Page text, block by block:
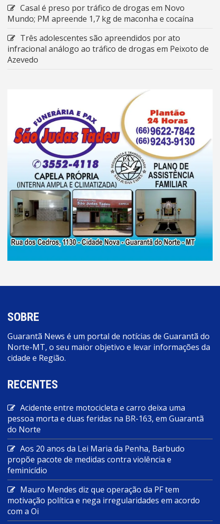
Casal é preso por tráfico de drogas em Novo
Mundo; PM apreende 1,7 kg de maconha e cocaína
Três adolescentes são apreendidos por ato
infracional análogo ao tráfico de drogas em Peixoto de
Azevedo
SOBRE
Guarantã News é um portal de notícias de Guarantã do
Norte-MT, o seu maior objetivo e levar informações da
cidade e Região.
RECENTES
Acidente entre motocicleta e carro deixa uma
pessoa morta e duas feridas na BR-163, em Guarantã
do Norte
Aos 20 anos da Lei Maria da Penha, Barbudo
propõe pacote de medidas contra violência e
feminicídio
Mauro Mendes diz que operação da PF tem
motivação política e nega irregularidades em acordo
com a Oi